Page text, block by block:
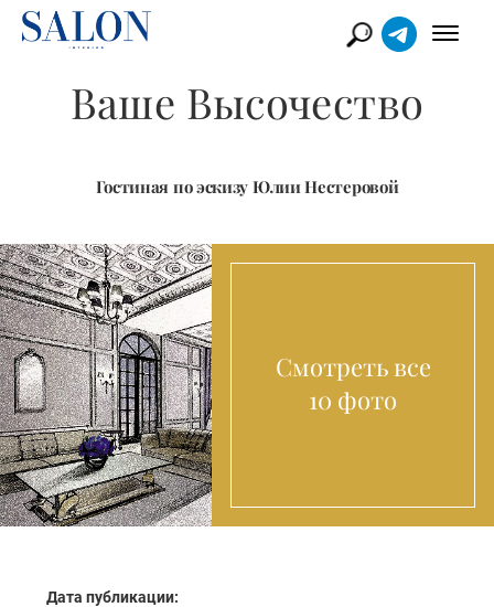
Ваше Высочество
Гостиная по эскизу Юлии Нестеровой
Смотреть все
10 фото
Дата публикации: